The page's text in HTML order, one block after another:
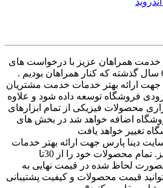
خدمت همراهان عزیز با درخواست های
که داشتیم در طول 6 سال گذشته که کنار همراهان بودیم .
ارائه بهتر خدمات خدمت مشتریان
فروشگاه توسعه داده شود و علاوه
محصولات فیزیکی از تمام ابزارهای
اضافه خواهد شد در بخش های
تغییر خواهد یافت
دینا پارس جهت ارائه بهتر خدمات
خدمت مشتریان عزیز. تمام محصولات خود را از 30تا
بصورت لحاظ شده در قیمت نهایی به
قیمت محصولات و کیفیت پشتیبانی